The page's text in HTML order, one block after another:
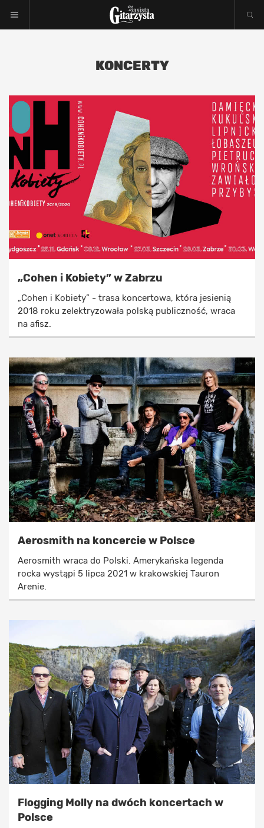
KONCERTY
„Cohen i Kobiety” w Zabrzu
„Cohen i Kobiety” - trasa koncertowa, która jesienią
2018 roku zelektryzowała polską publiczność, wraca
na afisz.
Aerosmith na koncercie w Polsce
Aerosmith wraca do Polski. Amerykańska legenda
rocka wystąpi 5 lipca 2021 w krakowskiej Tauron
Arenie.
Flogging Molly na dwóch koncertach w
Polsce